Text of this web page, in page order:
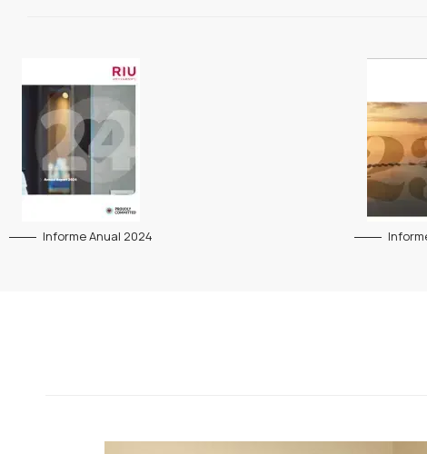
Informe Anual 2024